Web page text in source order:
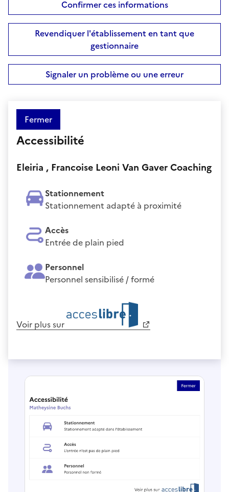
Confirmer ces informations
Revendiquer l'établissement en tant que
gestionnaire
Signaler un problème ou une erreur
Fermer
Accessibilité
Eleiria , Francoise Leoni Van Gaver Coaching
Stationnement
Stationnement adapté à proximité
Accès
Entrée de plain pied
Personnel
Personnel sensibilisé / formé
Voir plus sur